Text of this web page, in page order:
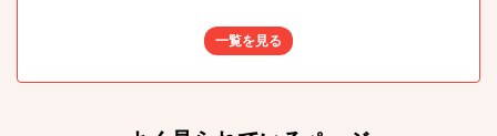
一覧を見る